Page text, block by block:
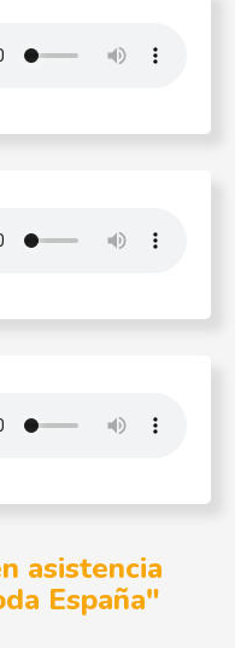
asistencia
España"